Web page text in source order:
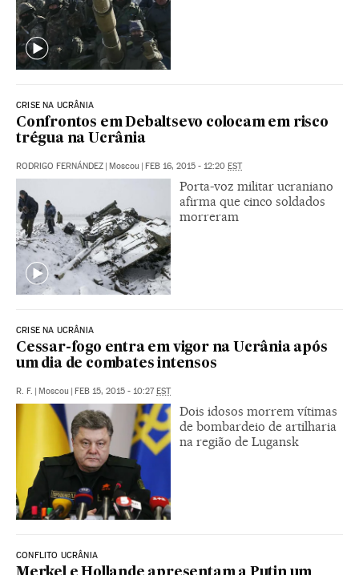
CRISE NA UCRÂNIA
Confrontos em Debaltsevo colocam em risco
trégua na Ucrânia
RODRIGO FERNÁNDEZ | Moscou | FEB 16, 2015 - 12:20 EST
Porta-voz militar ucraniano
afirma que cinco soldados
morreram
CRISE NA UCRÂNIA
Cessar-fogo entra em vigor na Ucrânia após
um dia de combates intensos
R. F. | Moscou | FEB 15, 2015 - 10:27EST
Dois idosos morrem vítimas
de bombardeio de artilharia
na região de Lugansk
CONFLITO UCRÂNIA